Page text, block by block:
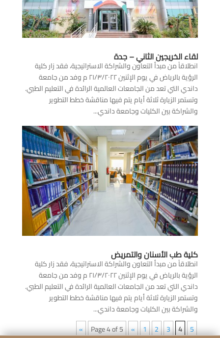
لقاء الخريجين الثاني – جدة
انطلاقاً من مبدأ التعاون والشراكة الاستراتيجية، فقد زار كلية
الرؤية بالرياض في يوم الإثنين ٢١/٣/٢٠٢٢ م وفد من جامعة
داندي التي تعد من الجامعات العالمية الرائدة في التعليم الطبي.
وتستمر الزيارة ثلاثة أيام يتم فيها مناقشة خطط التطوير
والشراكة بين الكليات وجامعة داندي...
كلية طب الأسنان والتمريض
انطلاقاً من مبدأ التعاون والشراكة الاستراتيجية، فقد زار كلية
الرؤية بالرياض في يوم الإثنين ٢١/٣/٢٠٢٢ م وفد من جامعة
داندي التي تعد من الجامعات العالمية الرائدة في التعليم الطبي.
وتستمر الزيارة ثلاثة أيام يتم فيها مناقشة خطط التطوير
والشراكة بين الكليات وجامعة داندي...
Page 4 of 5
« 1 2 3 4 5
»